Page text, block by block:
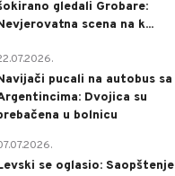
gledali Grobare:
scena na k...
pucali na autobus sa
Dvojica su
u bolnicu
se oglasio: Saopštenje